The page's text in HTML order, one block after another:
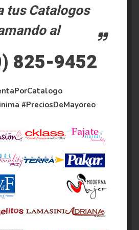
tus Catalogos
al
825-9452
#PreciosDeMayoreo